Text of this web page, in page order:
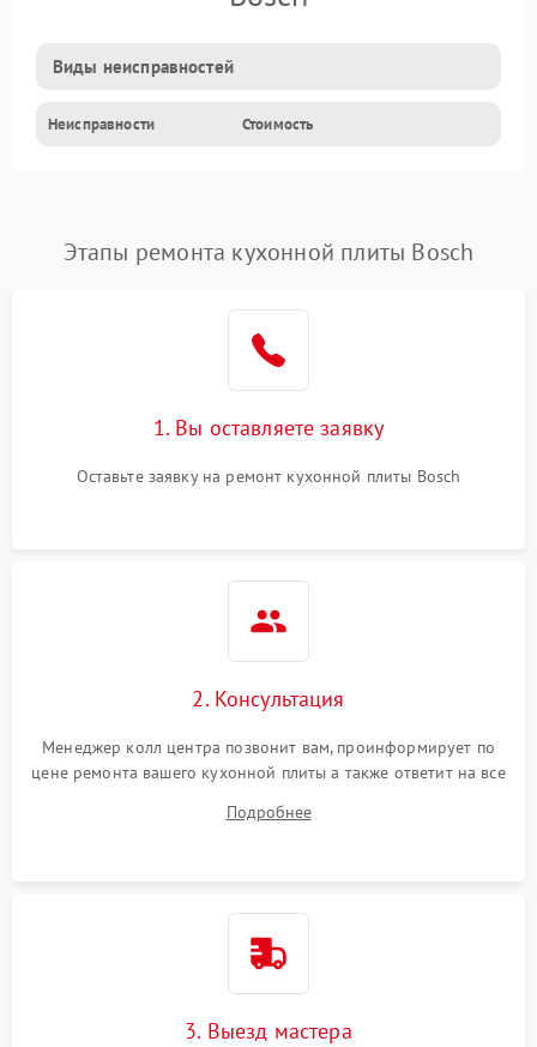
Виды неисправностей
Неисправности Стоимость
Этапы ремонта кухонной плиты Bosch
1. Вы оставляете заявку
Оставьте заявку на ремонт кухонной плиты Bosch
2. Консультация
Менеджер колл центра позвонит вам, проинформирует по
цене ремонта вашего кухонной плиты а также ответит на все
Подробнее
3. Выезд мастера